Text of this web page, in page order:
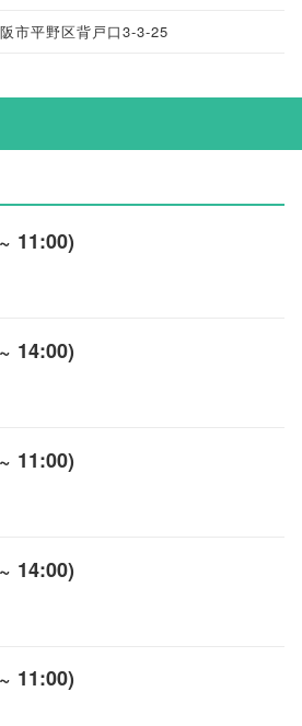
市平野区背戸口3-3-25
11:00)
14:00)
11:00)
14:00)
11:00)